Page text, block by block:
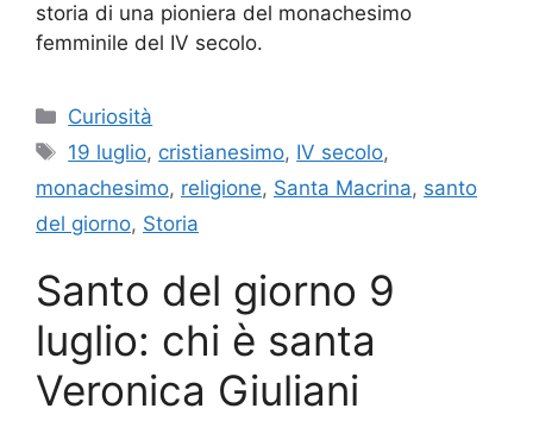
storia di una pioniera del monachesimo
femminile del IV secolo.
Categorie
Curiosità
Tag
19 luglio, cristianesimo, IV secolo,
monachesimo, religione, Santa Macrina, santo
del giorno, Storia
Santo del giorno 9
luglio: chi è santa
Veronica Giuliani